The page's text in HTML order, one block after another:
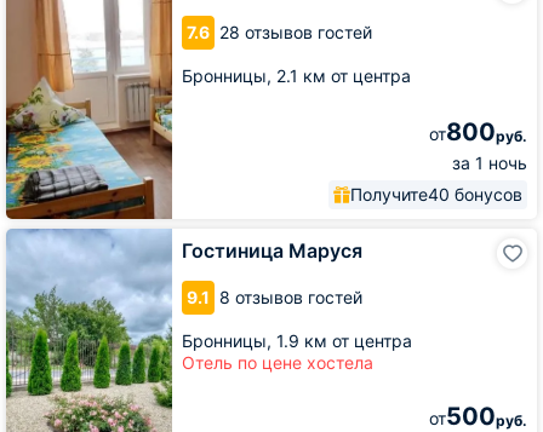
7.6 28 отзывов гостей
Бронницы, 2.1 км от центра
от800руб.
за 1 ночь
Получите40 бонусов
Гостиница Маруся
9.1 8 отзывов гостей
Бронницы, 1.9 км от центра
Отель по цене хостела
от500руб.
Гостиница
Маруся